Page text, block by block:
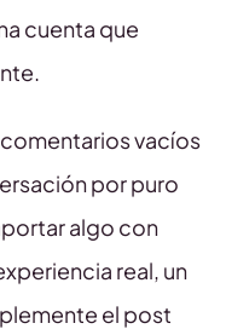
cuenta que
vacíos
por puro
algo con
real, un
el post